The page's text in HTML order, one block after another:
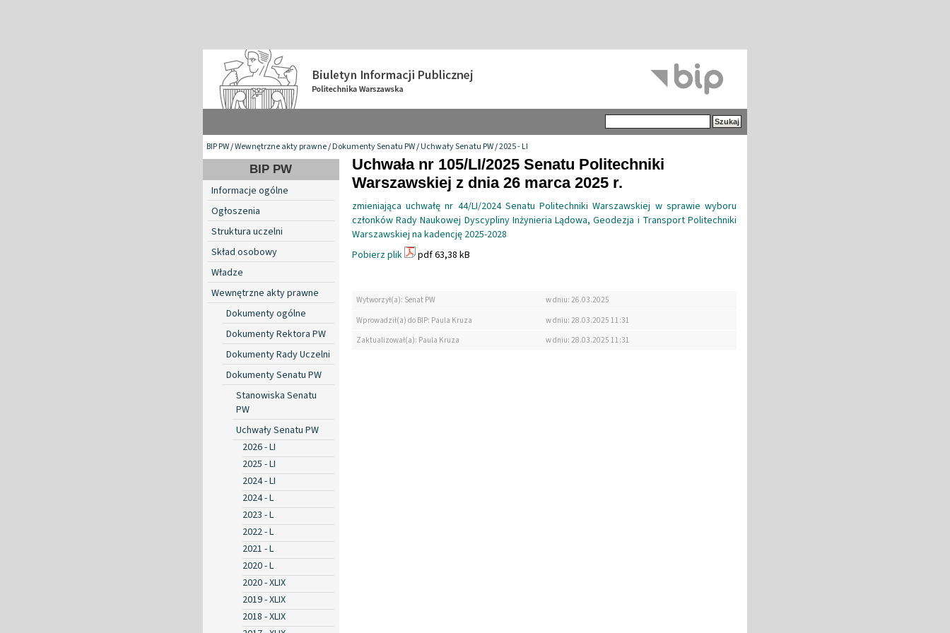
BIP PW/Wewnętrzne akty prawne/Dokumenty Senatu PW/Uchwały Senatu PW/2025 - LI
BIP PW
Informacje ogólne
Ogłoszenia
Struktura uczelni
Skład osobowy
Władze
Wewnętrzne akty prawne
Dokumenty ogólne
Dokumenty Rektora PW
Dokumenty Rady Uczelni
Dokumenty Senatu PW
Stanowiska Senatu
PW
Uchwały Senatu PW
2026 - LI
2025 - LI
2024 - LI
2024 - L
2023 - L
2022 - L
2021 - L
2020 - L
2020 - XLIX
2019 - XLIX
2018 - XLIX
Uchwała nr 105/LI/2025 Senatu Politechniki
Warszawskiej z dnia 26 marca 2025 r.
zmieniająca uchwałę nr 44/LI/2024 Senatu Politechniki Warszawskiej w sprawie wyboru
członków Rady Naukowej Dyscypliny Inżynieria Lądowa, Geodezja i Transport Politechniki
Warszawskiej na kadencję 2025-2028
Pobierz plik
pdf 63,38 kB
Wytworzył(a): Senat PW
w dniu: 26.03.2025
Wprowadził(a) do BIP: Paula Kruza
w dniu: 28.03.2025 11:31
Zaktualizował(a): Paula Kruza
w dniu: 28.03.2025 11:31